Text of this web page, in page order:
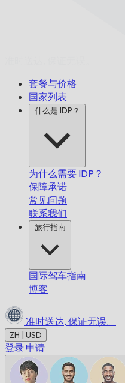
套餐与价格
国家列表
什么是 IDP？
为什么需要 IDP？
保障承诺
常见问题
联系我们
旅行指南
国际驾车指南
博客
准时送达, 保证无误。
ZH | USD
登录 申请